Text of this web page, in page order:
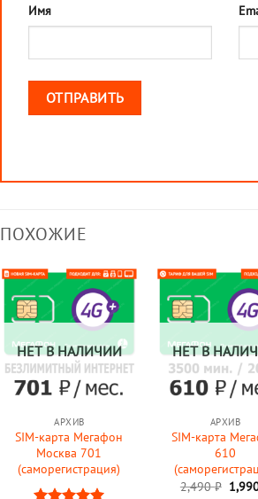
Имя
ПОХОЖИЕ
НЕТ В НАЛИЧИИ
АРХИВ
SIM-карта Мегафон
Москва 701
(саморегистрация)
НЕТ В
АРХИВ
SIM-карта
610
2,490₽